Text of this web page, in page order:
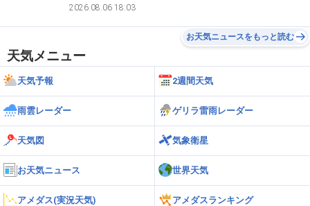
2026.08.06 18:03
お天気ニュースをもっと読む
天気メニュー
天気予報 2週間天気
雨雲レーダー ゲリラ雷雨レーダー
天気図 気象衛星
お天気ニュース 世界天気
アメダス(実況天気) アメダスランキング